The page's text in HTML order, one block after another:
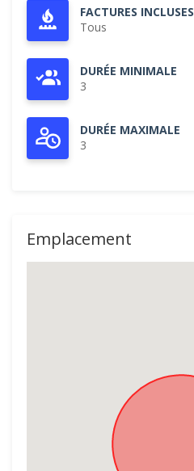
FACTURES INCLUSES
Tous
DURÉE MINIMALE
3
DURÉE MAXIMALE
3
Emplacement